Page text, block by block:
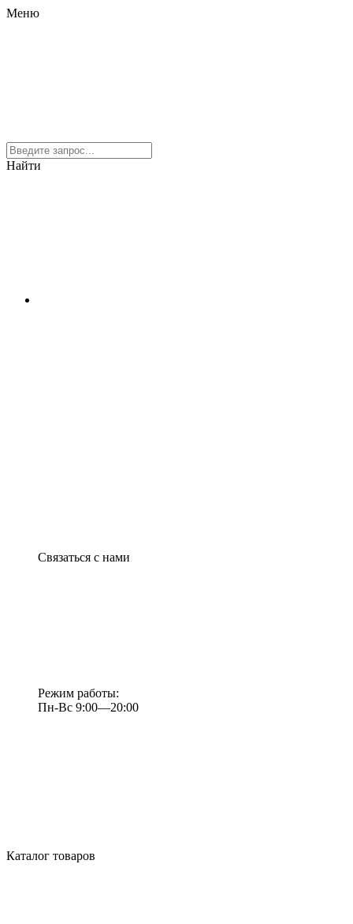
Меню
Найти
Связаться с нами
Режим работы:
Пн-Вс 9:00—20:00
Каталог товаров